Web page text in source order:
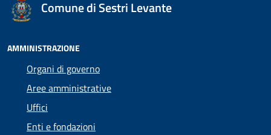
Comune di Sestri Levante
AMMINISTRAZIONE
Organi di governo
Aree amministrative
Uffici
Enti e fondazioni